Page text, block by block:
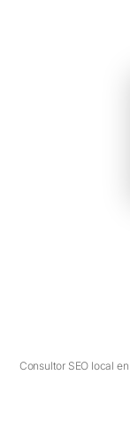
Consultor SEO local en